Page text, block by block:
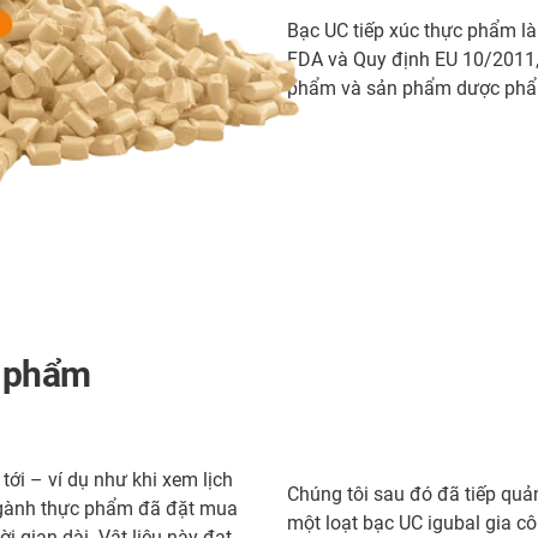
Bạc UC tiếp xúc thực phẩm
FDA và Quy định EU 10/
phẩm và sản phẩm dược
– ví dụ như khi xem lịch
thực phẩm đã đặt mua
Chúng tôi sau đó đã tiếp
một loạt bạc UC igubal gia